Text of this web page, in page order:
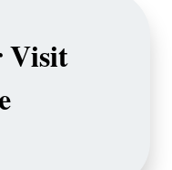
Visit